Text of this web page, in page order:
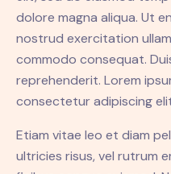
dolore magna aliqua. Ut
nostrud exercitation
commodo consequat.
reprehenderit. Lorem
consectetur adipiscing
Etiam vitae leo et diam
ultricies risus, vel rutrum